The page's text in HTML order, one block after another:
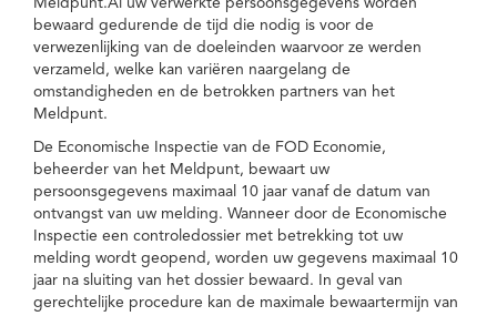
Meldpunt.Al uw verwerkte persoonsgegevens worden
bewaard gedurende de tijd die nodig is voor de
verwezenlijking van de doeleinden waarvoor ze werden
verzameld, welke kan variëren naargelang de
omstandigheden en de betrokken partners van het
Meldpunt.
De Economische Inspectie van de FOD Economie,
beheerder van het Meldpunt, bewaart uw
persoonsgegevens maximaal 10 jaar vanaf de datum van
ontvangst van uw melding. Wanneer door de Economische
Inspectie een controledossier met betrekking tot uw
melding wordt geopend, worden uw gegevens maximaal 10
jaar na sluiting van het dossier bewaard. In geval van
gerechtelijke procedure kan de maximale bewaartermijn van